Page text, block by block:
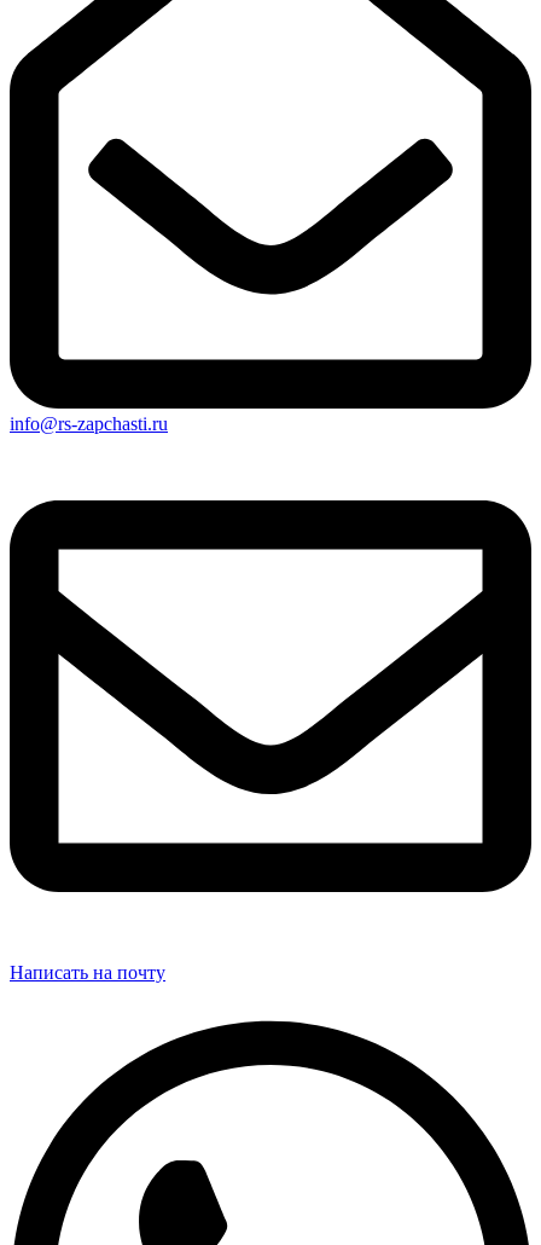
info@rs-zapchasti.ru
Написать на почту